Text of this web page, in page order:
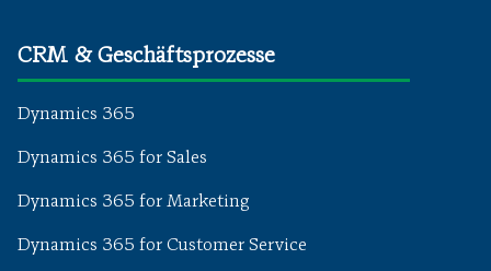
CRM & Geschäftsprozesse
Dynamics 365
Dynamics 365 for Sales
Dynamics 365 for Marketing
Dynamics 365 for Customer Service